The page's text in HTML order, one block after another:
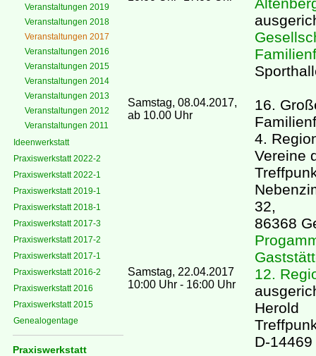
Veranstaltungen 2019
Veranstaltungen 2018
Veranstaltungen 2017
Veranstaltungen 2016
Veranstaltungen 2015
Veranstaltungen 2014
Veranstaltungen 2013
Veranstaltungen 2012
Veranstaltungen 2011
Ideenwerkstatt
Praxiswerkstatt 2022-2
Praxiswerkstatt 2022-1
Praxiswerkstatt 2019-1
Praxiswerkstatt 2018-1
Praxiswerkstatt 2017-3
Praxiswerkstatt 2017-2
Praxiswerkstatt 2017-1
Praxiswerkstatt 2016-2
Praxiswerkstatt 2016
Praxiswerkstatt 2015
Genealogentage
Praxiswerkstatt
Samstag, 08.04.2017,
ab 10.00 Uhr
16.
4.
Vereine
32,
86368
Samstag, 22.04.2017
10:00 Uhr - 16:00 Uhr
12.
Herold
D-